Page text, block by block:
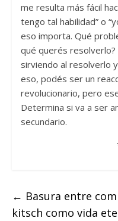
me resulta más fácil
tengo tal habilidad” o
eso importa. Qué
qué querés
sirviendo al resolverlo
eso, podés ser un
revolucionario, pero
Determina si va a ser
secundario.
← Basura entre
kitsch como vida